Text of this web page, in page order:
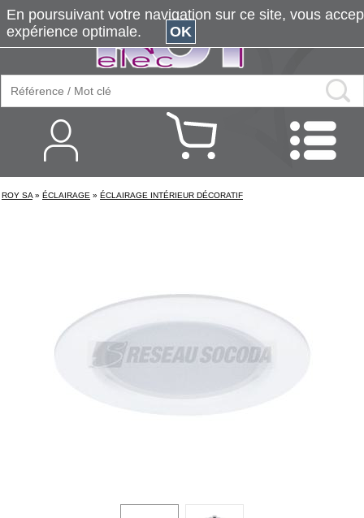
ROY SA » ÉCLAIRAGE » ÉCLAIRAGE INTÉRIEUR DÉCORATIF
En poursuivant votre navigation sur ce site, vous
expérience optimale.
OK